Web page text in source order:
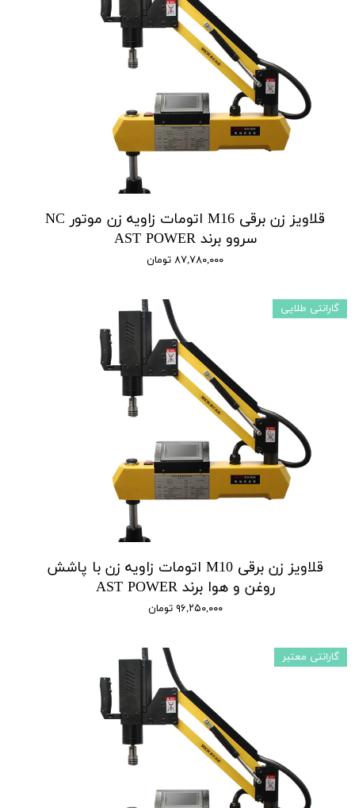
قلاویز زن برقی M16 اتومات زاویه زن موتور NC
سروو برند AST POWER
۸۷,۷۸۰,۰۰۰ تومان
قلاویز زن برقی M10 اتومات زاویه زن با پاشش
روغن و هوا برند AST POWER
۹۶,۲۵۰,۰۰۰ تومان
گارانتی طلایی
گارانتی معتبر